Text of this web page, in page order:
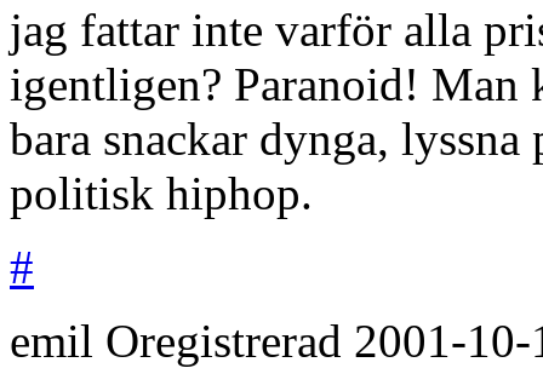
jag fattar inte varför alla
igentligen? Paranoid! Man
bara snackar dynga,
politisk hiphop.
#
emil Oregistrerad 2001-10-